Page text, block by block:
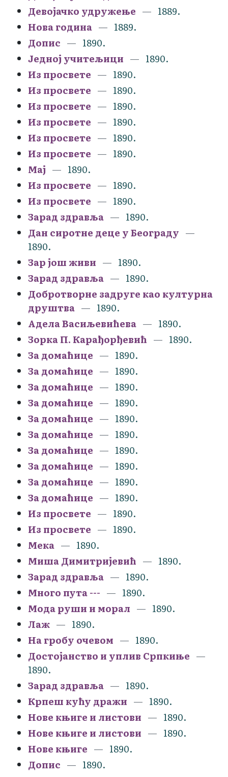
Девојачко удружење
1889.
Нова година
1889.
Допис
1890.
Једној учитељици
1890.
Из просвете
1890.
Из просвете
1890.
Из просвете
1890.
Из просвете
1890.
Из просвете
1890.
Из просвете
1890.
Мај
1890.
Из просвете
1890.
Из просвете
1890.
Зарад здравља
1890.
Дан сиротне деце у Београду
1890.
Зар још живи
1890.
Зарад здравља
1890.
Добротворне задруге као културна
друштва
1890.
Адела Васиљевићева
1890.
Зорка П. Карађорђевић
1890.
За домаћице
1890.
За домаћице
1890.
За домаћице
1890.
За домаћице
1890.
За домаћице
1890.
За домаћице
1890.
За домаћице
1890.
За домаћице
1890.
За домаћице
1890.
За домаћице
1890.
Из просвете
1890.
Из просвете
1890.
Мека
1890.
Миша Димитријевић
1890.
Зарад здравља
1890.
Много пута ---
1890.
Мода руши и морал
1890.
Лаж
1890.
На гробу очевом
1890.
Достојанство и уплив Српкиње
1890.
Зарад здравља
1890.
Крпеш кућу дражи
1890.
Нове књиге и листови
1890.
Нове књиге и листови
1890.
Нове књиге
1890.
Допис
1890.